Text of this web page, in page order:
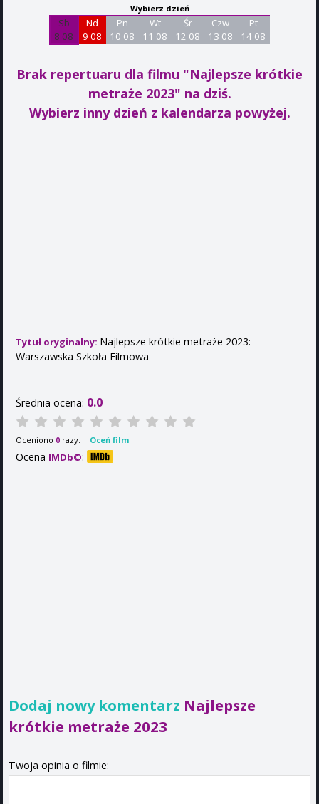
Wybierz dzień
Sb
8 08
Nd
9 08
Pn
10 08
Wt
11 08
Śr
12 08
Czw
13 08
Pt
14 08
Brak repertuaru dla filmu "Najlepsze krótkie
metraże 2023" na dziś.
Wybierz inny dzień z kalendarza powyżej.
Tytuł oryginalny: Najlepsze krótkie metraże 2023:
Warszawska Szkoła Filmowa
Średnia ocena: 0.0
Oceniono 0 razy. | Oceń film
Ocena IMDb©:
Dodaj nowy komentarz Najlepsze
krótkie metraże 2023
Twoja opinia o filmie: